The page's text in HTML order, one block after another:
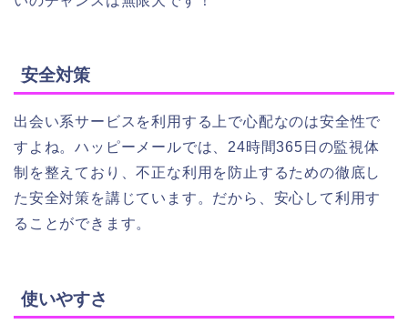
安全対策
出会い系サービスを利用する上で心配なのは安全性で
すよね。ハッピーメールでは、24時間365日の監視体
制を整えており、不正な利用を防止するための徹底し
た安全対策を講じています。だから、安心して利用す
ることができます。
使いやすさ